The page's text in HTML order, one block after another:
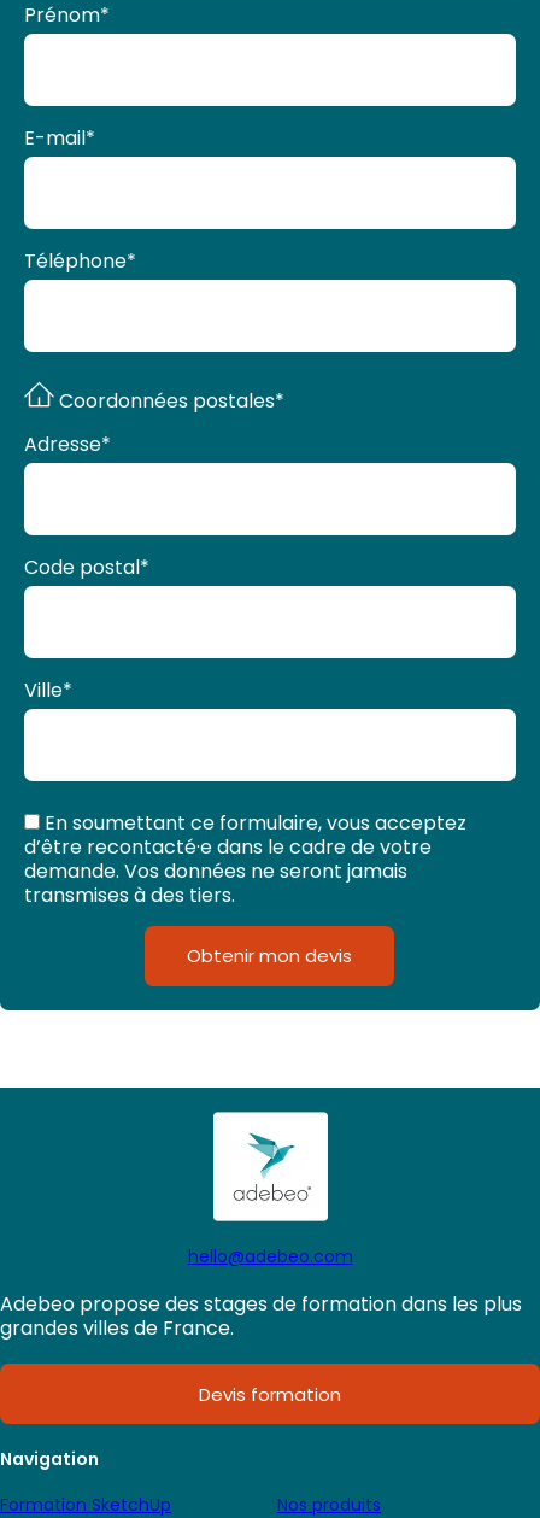
Prénom*
E-mail*
Téléphone*
Coordonnées postales*
Adresse*
Code postal*
Ville*
En soumettant ce formulaire, vous acceptez
d’être recontacté·e dans le cadre de votre
demande. Vos données ne seront jamais
transmises à des tiers.
Obtenir mon devis
hello@adebeo.com
Adebeo propose des stages de formation dans les plus
grandes villes de France.
Devis formation
Navigation
Formation SketchUp
Nos produits